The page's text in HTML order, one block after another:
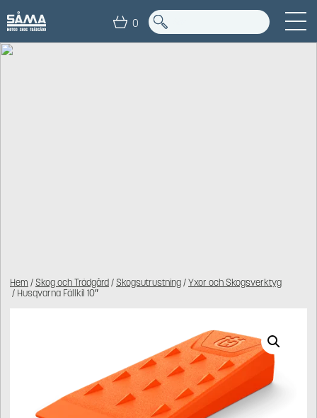
0
Hem / Skog och Trädgård/ Skogsutrustning/Yxor och Skogsverktyg
/ Husqvarna Fällkil 10″